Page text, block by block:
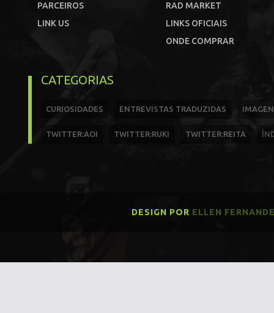
PARCEIROS
LINK US
RAD MARKET
LINKS OFICIAIS
ONDE COMPRAR
CATEGORIAS
CURIOSIDADES ENTREVISTAS TRADUZIDAS
TWITTER:AOI TWITTER:RUKI TWITTER:REITA
DESIGN POR ELLEN